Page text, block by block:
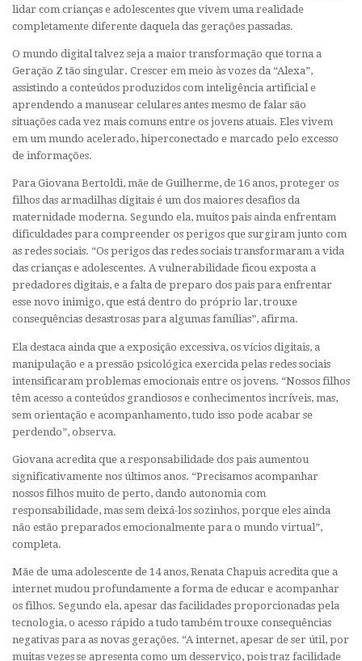
lidar com crianças e adolescentes que vivem uma realidade
completamente diferente daquela das gerações passadas.
O mundo digital talvez seja a maior transformação que torna a
Geração Z tão singular. Crescer em meio às vozes da “Alexa”,
assistindo a conteúdos produzidos com inteligência artificial e
aprendendo a manusear celulares antes mesmo de falar são
situações cada vez mais comuns entre os jovens atuais. Eles vivem
em um mundo acelerado, hiperconectado e marcado pelo excesso
de informações.
Para Giovana Bertoldi, mãe de Guilherme, de 16 anos, proteger os
filhos das armadilhas digitais é um dos maiores desafios da
maternidade moderna. Segundo ela, muitos pais ainda enfrentam
dificuldades para compreender os perigos que surgiram junto com
as redes sociais. “Os perigos das redes sociais transformaram a vida
das crianças e adolescentes. A vulnerabilidade ficou exposta a
predadores digitais, e a falta de preparo dos pais para enfrentar
esse novo inimigo, que está dentro do próprio lar, trouxe
consequências desastrosas para algumas famílias”, afirma.
Ela destaca ainda que a exposição excessiva, os vícios digitais, a
manipulação e a pressão psicológica exercida pelas redes sociais
intensificaram problemas emocionais entre os jovens. “Nossos filhos
têm acesso a conteúdos grandiosos e conhecimentos incríveis, mas,
sem orientação e acompanhamento, tudo isso pode acabar se
perdendo”, observa.
Giovana acredita que a responsabilidade dos pais aumentou
significativamente nos últimos anos. “Precisamos acompanhar
nossos filhos muito de perto, dando autonomia com
responsabilidade, mas sem deixá-los sozinhos, porque eles ainda
não estão preparados emocionalmente para o mundo virtual”,
completa.
Mãe de uma adolescente de 14 anos, Renata Chapuis acredita que a
internet mudou profundamente a forma de educar e acompanhar
os filhos. Segundo ela, apesar das facilidades proporcionadas pela
tecnologia, o acesso rápido a tudo também trouxe consequências
negativas para as novas gerações. “A internet, apesar de ser útil, por
muitas vezes se apresenta como um desserviço, pois traz facilidade